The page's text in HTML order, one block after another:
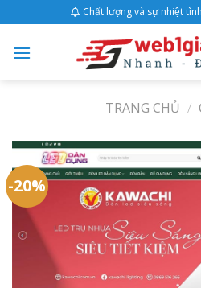
content
Chất lượng và sự nhiệt
TRANG CHỦ /
-20%